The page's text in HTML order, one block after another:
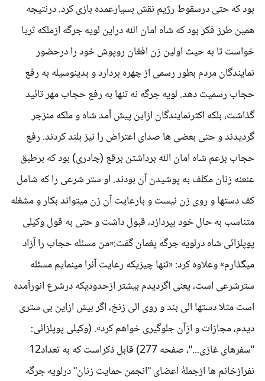
بود که حتی درسقوط رژیم نقش بسیارعمده بازی کرد. درنتیجه
همین طرز فکر بود که شاه امان الله دراین لویه جرگه ازملکه ثریا
خواست تا به حیث اولین زن افغان روپوش خود را درحضور
نمایندگان مردم بطور رسمی از چهره بردارد و بدینوسیله به رفع
حجاب رسمیت دهد. لویه جرگه نه تنها به رفع حجاب مهر تائید
گذاشت، بلکه اکثرنمایندگان ازاین پیش آمد شاه و ملکه منزجر
گردیدند و حتی بعضی ها صدای اعتراض را نیز بلند کردند. رفع
حجاب بزعم شاه امان الله برداشتن برقع (چادری) بود که برطبق
عنعنه زنان مکلف به پوشیدن آن بودند. او ستر شرعی را که شامل
کف دستها و روی زن نیست و بارعایت آن زن میتواند بکار و مشغله
متناسب به حال خود بپردازد، قبول داشت و حتی به قول وکیلی
پوپلزائی شاه درلویه جرگه پغمان گفت:«من مسئله حجاب را آزاد
میگذارم» وعلاوه کرد: «تنها چیزیکه رعایت آنرا مینمایم مسئله
سترشرعی است، یعنی اگردیدم بیشتر ازحدودیکه درشرع انورآمده
است مثلا دستها الی بند و روی الی زنخ، اگر بیش ازاین بی ستری
دیدم، مجازات و ازآن جلوگیری خواهم کرد». (وکیلی پوپلزائی:
"سفرهای غازی..."، صفحه 277) قابل ذکراست که به تعداد12
نفرازخانم ها ازجملۀ اعضای "انجمن حمایت زنان" درلویه جرگه